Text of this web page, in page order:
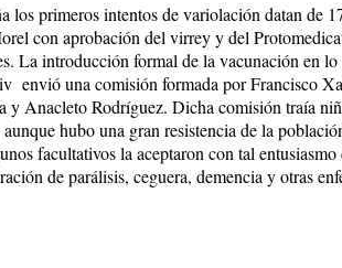
los primeros intentos de variolación datan de
con aprobación del virrey y del
La introducción formal de la vacunación en
envió una comisión formada por Francisco
Anacleto Rodríguez. Dicha comisión traía
hubo una gran resistencia de la
facultativos la aceptaron con tal
de parálisis, ceguera, demencia y otras